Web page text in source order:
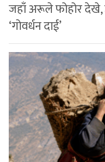
जहाँ अरूले फोहोर देखे,
‘गोवर्धन दाई’